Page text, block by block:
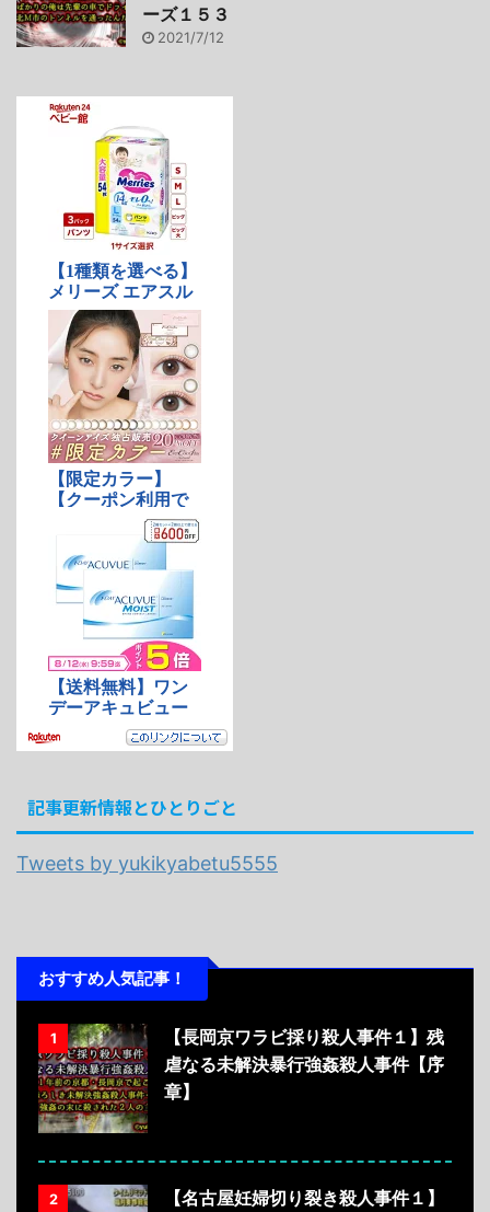
ーズ１５３
2021/7/12
記事更新情報とひとりごと
Tweets by yukikyabetu5555
おすすめ人気記事！
1
【長岡京ワラビ採り殺人事件１】残
虐なる未解決暴行強姦殺人事件【序
章】
2
【名古屋妊婦切り裂き殺人事件１】